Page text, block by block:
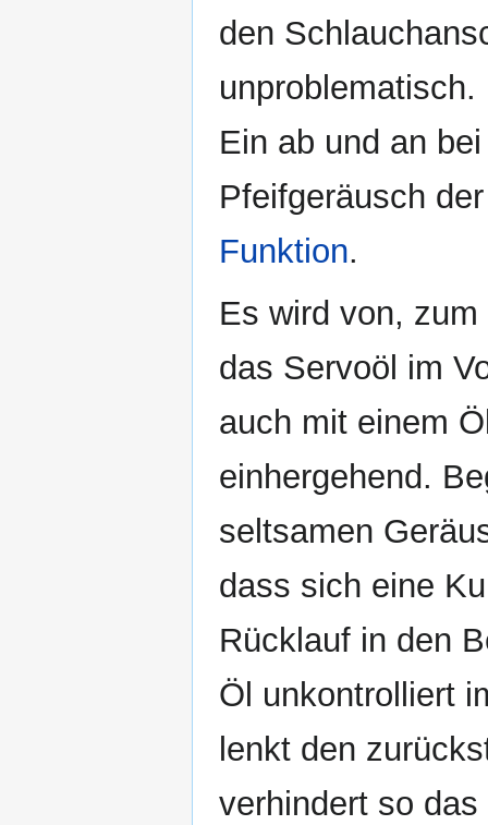
den
unproblematisch.
Ein ab und an
Pfeifgeräusch
Funktion.
Es wird von,
das Servoöl im
auch mit einem
einhergehend.
seltsamen
dass sich eine
Rücklauf in den
Öl unkontrolliert
lenkt den
verhindert so